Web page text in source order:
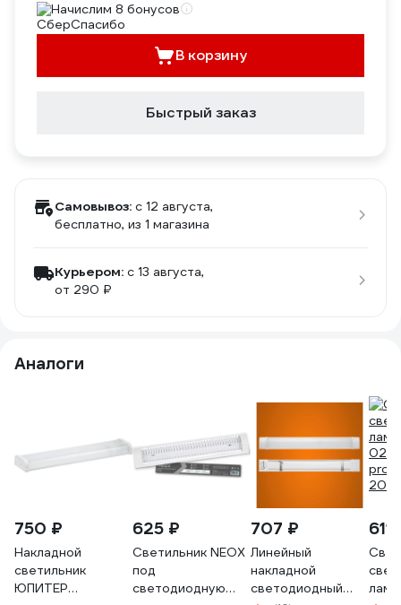
Начислим 8 бонусов
В корзину
Быстрый заказ
Самовывоз: c 12 августа,
бесплатно, из 1 магазина
Курьером: c 13 августа,
от 290 ₽
Аналоги
750 ₽
Накладной
светильник
ЮПИТЕР
625 ₽
Светильник NEOX
под
светодиодную
707 ₽
Линейный
накладной
светодиодный
611